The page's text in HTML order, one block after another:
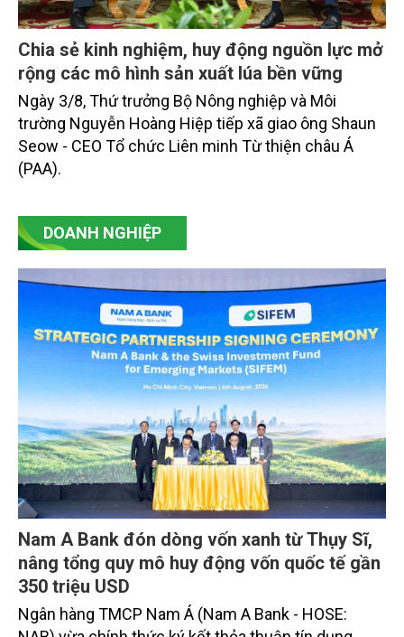
Chia sẻ kinh nghiệm, huy động nguồn lực mở
rộng các mô hình sản xuất lúa bền vững
Ngày 3/8, Thứ trưởng Bộ Nông nghiệp và Môi
trường Nguyễn Hoàng Hiệp tiếp xã giao ông Shaun
DOANH NGHIỆP
Nam A Bank đón dòng vốn xanh từ Thụy Sĩ,
nâng tổng quy mô huy động vốn quốc tế gần
350 triệu USD